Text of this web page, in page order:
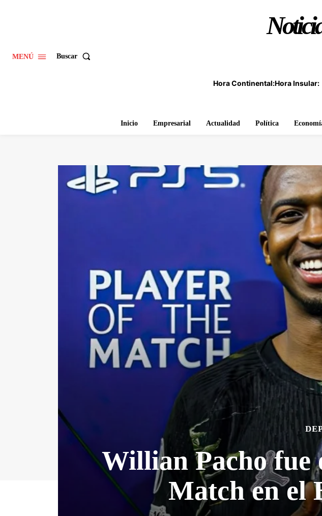
MENÚ Buscar
Hora Continental:Hora Insular:
Inicio Empresarial Actualidad Política
Willian Pacho fue
Match en el